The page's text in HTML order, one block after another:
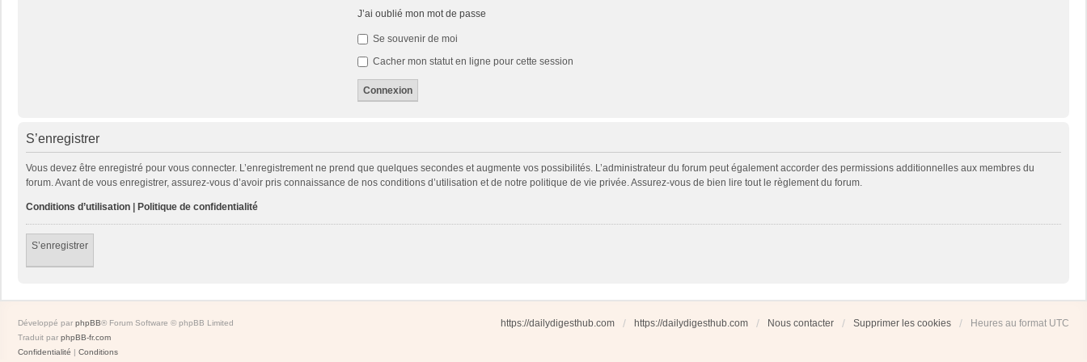
J’ai oublié mon mot de passe
Se souvenir de moi
Cacher mon statut en ligne pour cette session
S’enregistrer
Vous devez être enregistré pour vous connecter. L’enregistrement ne prend que quelques secondes et augmente vos possibilités. L’administrateur du forum peut également accorder des permissions additionnelles aux membres du
forum. Avant de vous enregistrer, assurez-vous d’avoir pris connaissance de nos conditions d’utilisation et de notre politique de vie privée. Assurez-vous de bien lire tout le règlement du forum.
Conditions d’utilisation Politique de confidentialité
S’enregistrer
https://dailydigesthub.com https://dailydigesthub.com Nous contacter Supprimer les cookies Heures au format UTC
Développé par phpBB® Forum Software © phpBB Limited
Traduit par phpBB-fr.com
Confidentialité | Conditions